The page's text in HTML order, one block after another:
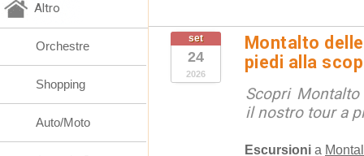
set
24
2026
Montalto
piedi alla
Scopri
il nostro tour a
Escursioni a
Altro
Orchestre
Shopping
Auto/Moto